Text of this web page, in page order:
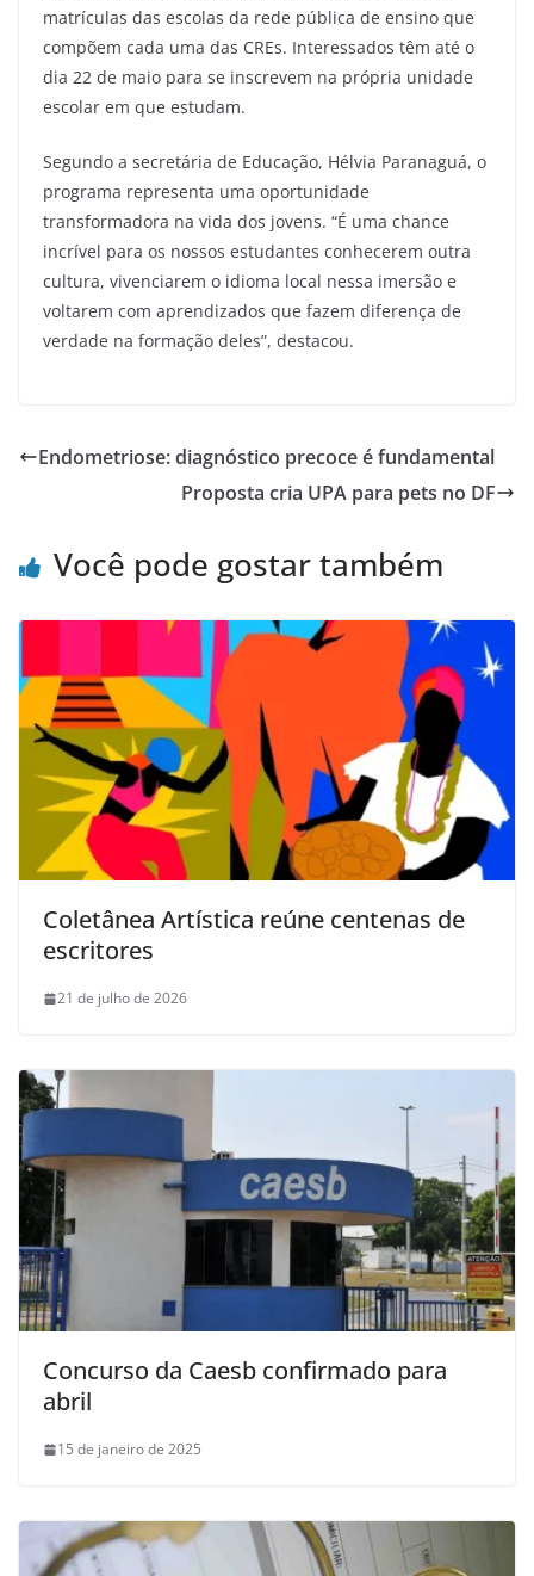
matrículas das escolas da rede pública de ensino que
compõem cada uma das CREs. Interessados têm até o
dia 22 de maio para se inscrevem na própria unidade
escolar em que estudam.
Segundo a secretária de Educação, Hélvia Paranaguá, o
programa representa uma oportunidade
transformadora na vida dos jovens. “É uma chance
incrível para os nossos estudantes conhecerem outra
cultura, vivenciarem o idioma local nessa imersão e
voltarem com aprendizados que fazem diferença de
verdade na formação deles”, destacou.
Endometriose: diagnóstico precoce é fundamental
Proposta cria UPA para pets no DF
Você pode gostar também
Coletânea Artística reúne centenas de
escritores
21 de julho de 2026
Concurso da Caesb confirmado para
abril
15 de janeiro de 2025